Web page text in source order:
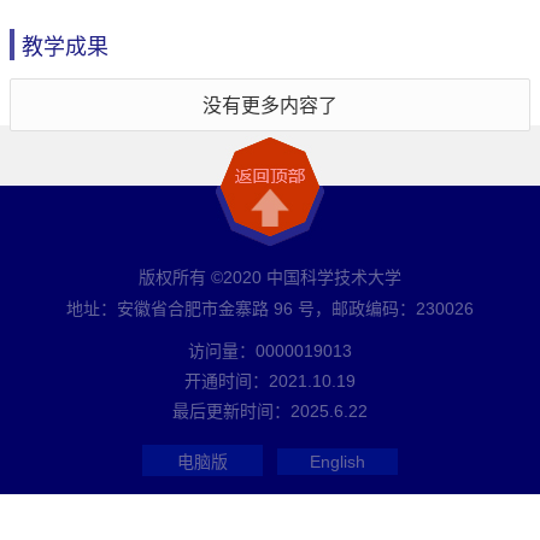
教学成果
没有更多内容了
版权所有 ©2020 中国科学技术大学
地址：安徽省合肥市金寨路 96 号，邮政编码：230026
访问量： 0000019013
开通时间： 2021 10 19
最后更新时间： 2025 6 22
电脑版 English